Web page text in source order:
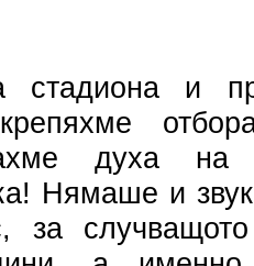
и
духа на
Нямаше и
за